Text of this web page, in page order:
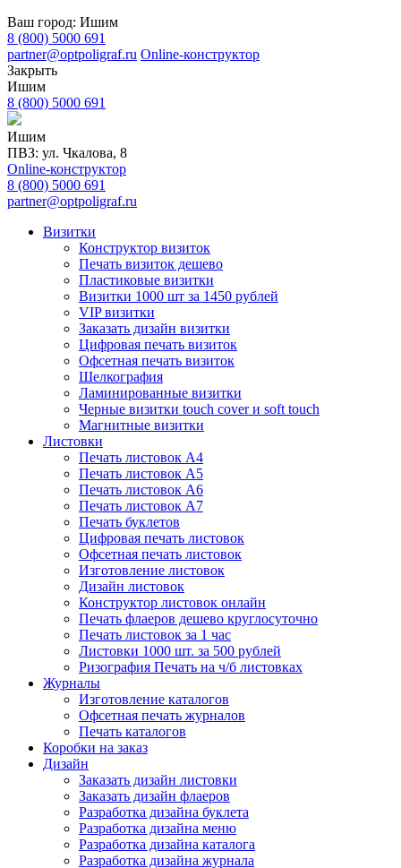
Ваш город: Ишим
8 (800) 5000 691
partner@optpoligraf.ru Online-конструктор
Закрыть
Ишим
8 (800) 5000 691
Ишим
ПВЗ: ул. Чкалова, 8
Online-конструктор
8 (800) 5000 691
partner@optpoligraf.ru
Визитки
Конструктор визиток
Печать визиток дешево
Пластиковые визитки
Визитки 1000 шт за 1450 рублей
VIP визитки
Заказать дизайн визитки
Цифровая печать визиток
Офсетная печать визиток
Шелкография
Ламинированные визитки
Черные визитки touch cover и soft touch
Магнитные визитки
Листовки
Печать листовок А4
Печать листовок А5
Печать листовок А6
Печать листовок А7
Печать буклетов
Цифровая печать листовок
Офсетная печать листовок
Изготовление листовок
Дизайн листовок
Конструктор листовок онлайн
Печать флаеров дешево круглосуточно
Печать листовок за 1 час
Листовки 1000 шт. за 500 рублей
Ризография Печать на ч/б листовках
Журналы
Изготовление каталогов
Офсетная печать журналов
Печать каталогов
Коробки на заказ
Дизайн
Заказать дизайн листовки
Заказать дизайн флаеров
Разработка дизайна буклета
Разработка дизайна меню
Разработка дизайна каталога
Разработка дизайна журнала